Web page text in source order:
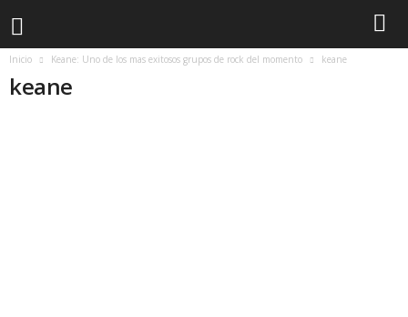
Inicio Keane: Uno de los mas exitosos grupos de rock del momento keane
keane